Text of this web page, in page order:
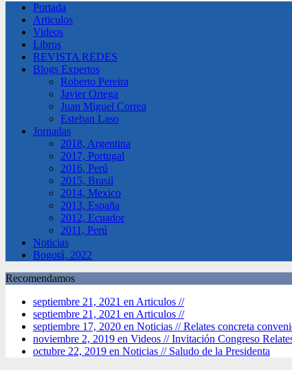
Portada
Articulos
Videos
Libros
REVISTA REDES
Blogs Expertos
Roberto Pereira
Javier Ortega
Juan Miguel Correa
Esteban Laso
Jornadas
2018, Argentina
2017, Portugal
2016, Perú
2015, Brasil
2014, Mexico
2013, España
2012, Ecuador
2011, Perú
Noticias
Bogotá, 2022
Recomendamos
septiembre 21, 2021 en Articulos //
septiembre 21, 2021 en Articulos //
septiembre 17, 2020 en Noticias //Relates concreta
noviembre 2, 2019 en Videos //Invitación Congreso
octubre 22, 2019 en Noticias // Saludo de la Presidenta